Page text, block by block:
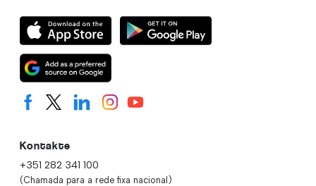
Kontakte
+351 282 341 100
(Chamada para a rede fixa nacional)